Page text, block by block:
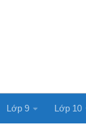
Lớp 9 Lớp 10